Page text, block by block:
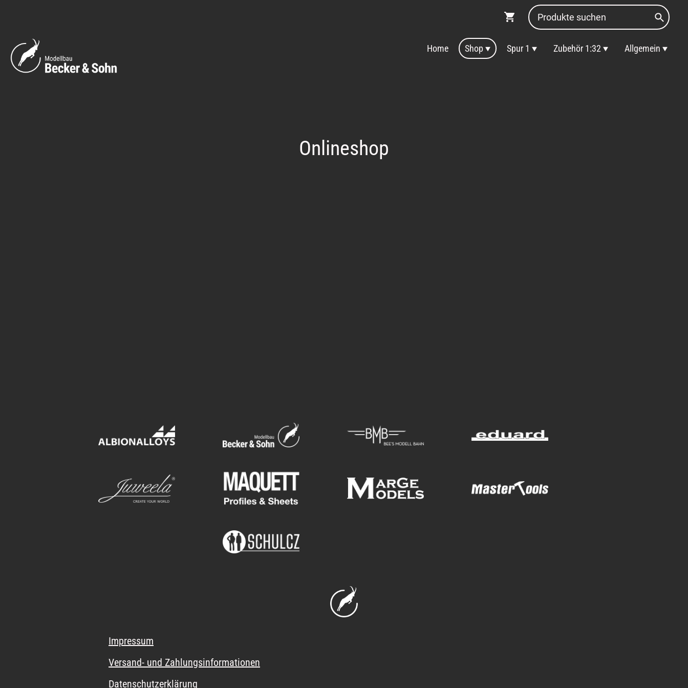
Home Shop Spur 1 Zubehör 1:32 Allgemein
Onlineshop
Impressum
Versand- und Zahlungsinformationen
Datenschutzerklärung